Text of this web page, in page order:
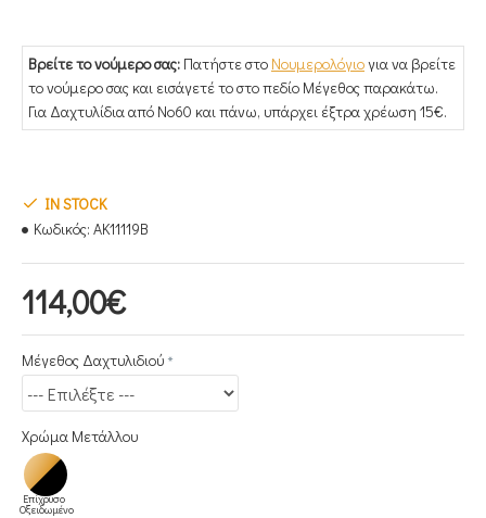
Βρείτε το νούμερο σας: Πατήστε στο Νουμερολόγιογια να βρείτε
το νούμερο σας και εισάγετέ το στο πεδίο Μέγεθος παρακάτω.
Για Δαχτυλίδια από Νο60 και πάνω, υπάρχει έξτρα χρέωση 15€.
114,00€
IN STOCK
Κωδικός: AK11119B
Μέγεθος Δαχτυλιδιού
Χρώμα Μετάλλου
Επίχρυσο
Οξειδωμένο